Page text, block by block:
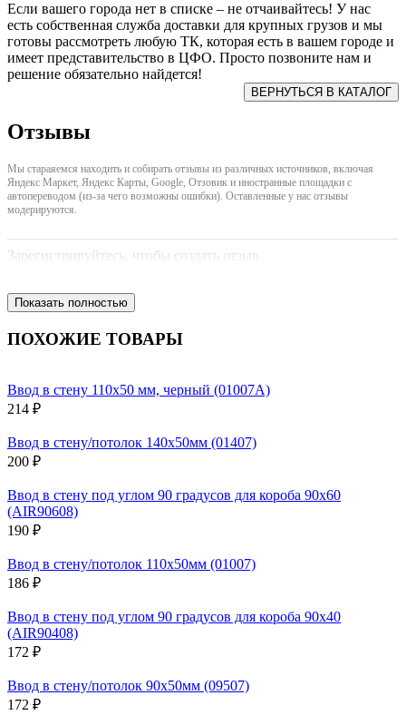
Если вашего города нет в списке – не отчаивайтесь! У нас
есть собственная служба доставки для крупных грузов и мы
готовы рассмотреть любую ТК, которая есть в вашем городе и
имеет представительство в ЦФО. Просто позвоните нам и
решение обязательно найдется!
Отзывы
Мы стараяемся находить и собирать отзывы из различных источников, включая
Яндекс Маркет, Яндекс Карты, Google, Отзовик и иностранные площадки с
автопереводом (из-за чего возможны ошибки). Оставленные у нас отзывы
модерируются.
Зарегистрируйтесь, чтобы создать отзыв.
Показать полностью
ПОХОЖИЕ ТОВАРЫ
Ввод в стену 110х50 мм, черный (01007A)
214 ₽
Ввод в стену/потолок 140х50мм (01407)
200 ₽
Ввод в стену под углом 90 градусов для короба 90х60
(AIR90608)
190 ₽
Ввод в стену/потолок 110х50мм (01007)
186 ₽
Ввод в стену под углом 90 градусов для короба 90х40
(AIR90408)
172 ₽
Ввод в стену/потолок 90х50мм (09507)
172 ₽